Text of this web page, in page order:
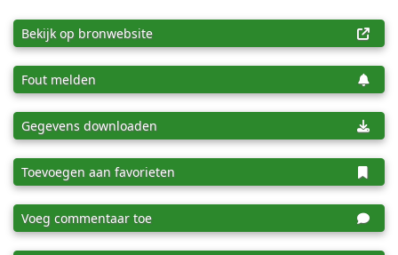
Bekijk op bronwebsite
Fout melden
Gegevens downloaden
Toevoegen aan favorieten
Voeg commentaar toe